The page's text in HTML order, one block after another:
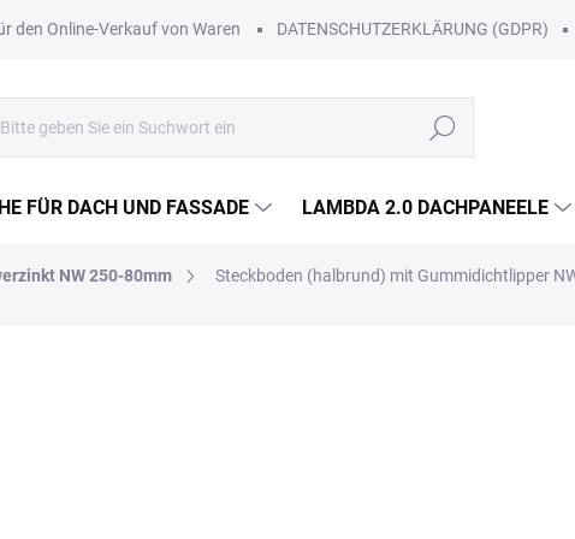
den Online-Verkauf von Waren DATENSCHUTZERKLÄRUNG (GDPR)
Suchen
FÜR DACH UND FASSADE LAMBDA 2.0 DACHPANEELE
NW 250-80mm Steckboden (halbrund) mit Gummidichtlipper